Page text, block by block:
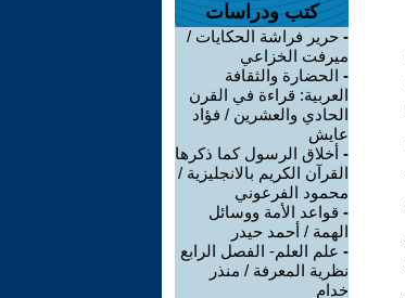
كتب ودراسات
- حرير فراشة الحكايات /
ميرفت الخزاعي
- الحضارة والثقافة
العربية: قراءة في القرن
الحادي والعشرين / فؤاد
عايش
- أخلاق الرسول كما ذكرها
القرآن الكريم بالانجليزية /
محمود الفرعوني
- قواعد الأمة ووسائل
الهمة / أحمد حيدر
- علم العلم- الفصل الرابع
نظرية المعرفة / منذر
خدام